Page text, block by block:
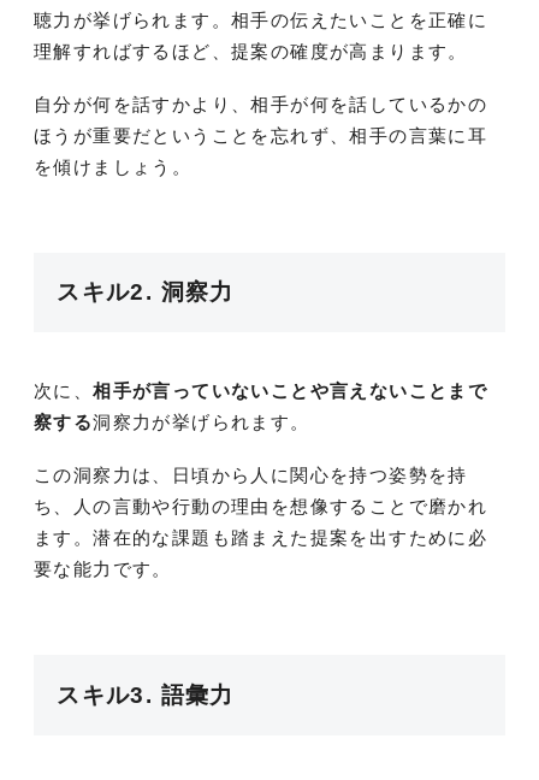
聴力が挙げられます。相手の伝えたいことを正確に
理解すればするほど、提案の確度が高まります。
自分が何を話すかより、相手が何を話しているかの
ほうが重要だということを忘れず、相手の言葉に耳
を傾けましょう。
スキル2. 洞察力
次に、相手が言っていないことや言えないことまで
察する洞察力が挙げられます。
この洞察力は、日頃から人に関心を持つ姿勢を持
ち、人の言動や行動の理由を想像することで磨かれ
ます。潜在的な課題も踏まえた提案を出すために必
要な能力です。
スキル3. 語彙力